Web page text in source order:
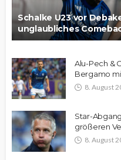
Schalke U23 vor
unglaubliches
Alu-Pech &
Bergamo
8. August
Star-
größeren
8. August